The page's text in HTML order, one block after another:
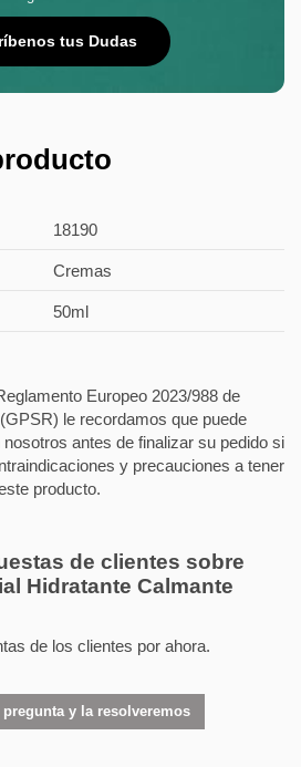
tus Dudas
18190
Cremas
50ml
Europeo 2023/988 de
le recordamos que puede
antes de finalizar su pedido si
y precauciones a tener
producto.
de clientes sobre
Hidratante Calmante
de los clientes por ahora.
y la resolveremos